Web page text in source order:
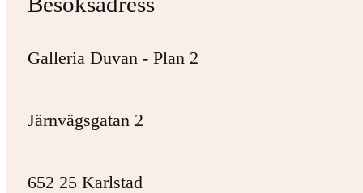
Galleria Duvan - Plan 2
Järnvägsgatan 2
652 25 Karlstad